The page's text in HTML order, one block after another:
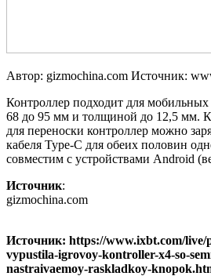
Автор: gizmochina.com Источник:
Контроллер подходит для
68 до 95 мм и толщиной до 12,5 мм.
для переноски контроллер можно
кабеля Type-C для обеих половин
совместим с устройствами Android
Источник:
gizmochina.com
Источник: https://www.ixbt.com/live/
vypustila-igrovoy-kontroller-x4-so-
nastraivaemoy-raskladkoy-